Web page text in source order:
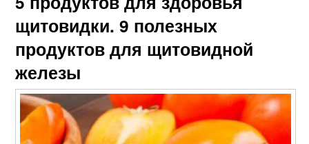
щитовидки. 9 полезных
продуктов для щитовидной
железы